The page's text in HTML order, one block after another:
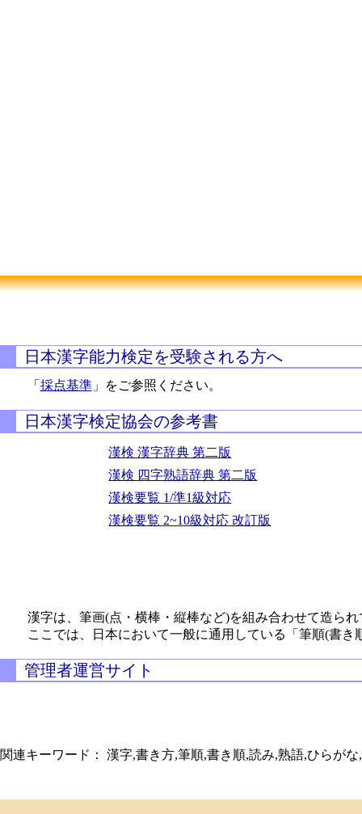
日本漢字能力検定を受験される方へ
「 採点基準」をご参照ください。
日本漢字検定協会の参考書
漢検 漢字辞典 第二版
漢検 四字熟語辞典 第二版
漢検要覧 1/準1級対応
漢検要覧 2~10級対応 改訂版
漢字は、筆画(点・横棒・縦棒など)を組み合わせて造ら
ここでは、日本において一般に通用している「筆順(書
管理者運営サイト
関連キーワード： 漢字,書き方,筆順,書き順,読み,熟語,ひらが